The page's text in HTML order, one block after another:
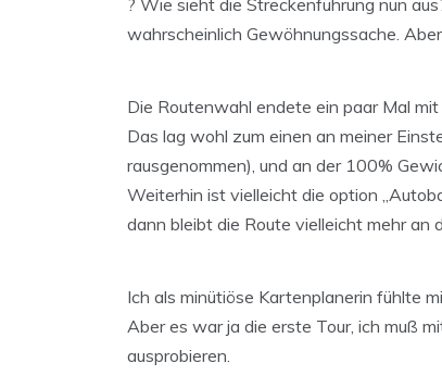
? Wie sieht die Streckenführung nun
wahrscheinlich Gewöhnungssache.
Die Routenwahl endete ein paar Mal
Das lag wohl zum einen an meiner
rausgenommen), und an der 100%
Weiterhin ist vielleicht die option
dann bleibt die Route vielleicht mehr an
Ich als minütiöse Kartenplanerin fühlte
Aber es war ja die erste Tour, ich muß
ausprobieren.